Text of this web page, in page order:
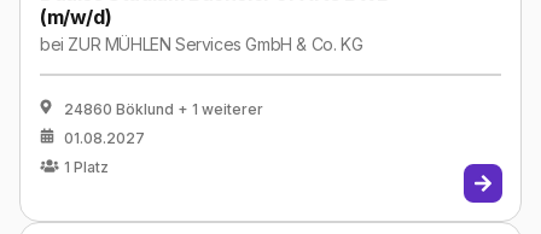
(m/w/d)
bei ZUR MÜHLEN Services GmbH & Co. KG
24860 Böklund + 1 weiterer
01.08.2027
1 Platz